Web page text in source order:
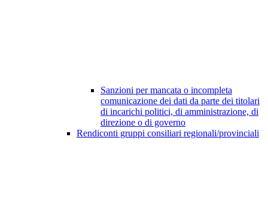
Sanzioni per mancata o incompleta
comunicazione dei dati da parte dei titolari
di incarichi politici, di amministrazione, di
direzione o di governo
Rendiconti gruppi consiliari regionali/provinciali